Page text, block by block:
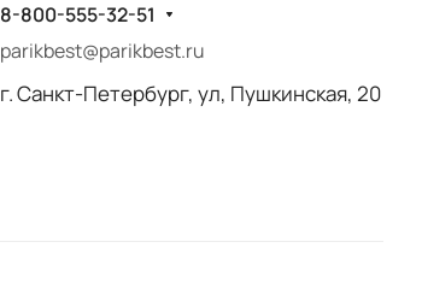
8-800-555-32-51
parikbest@parikbest.ru
г. Санкт-Петербург, ул, Пушкинская, 20